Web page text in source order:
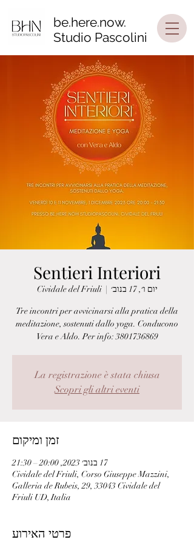
be.here.now.
Studio Pascolini
Sentieri Interiori
יום ו׳, 17 בנוב׳
  |
Cividale del Friuli
Tre incontri per avvicinarsi alla pratica della
meditazione, sostenuti dallo yoga. Conducono
Vera e Aldo. Per info: 3801736869
La registrazione è stata chiusa
Scopri gli altri eventi
זמן ומיקום
17 בנוב׳ 2023, 20:00 – 21:30
Cividale del Friuli, Corso Giuseppe Mazzini,
Galleria de Rubeis, 29, 33043 Cividale del
Friuli UD, Italia
פרטי האירוע